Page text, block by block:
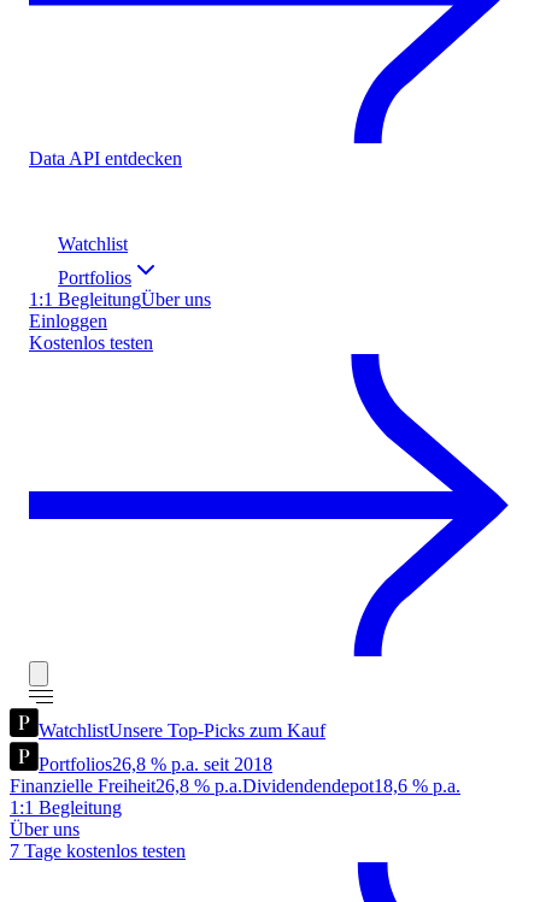
Data API entdecken
Watchlist
Portfolios
1:1 BegleitungÜber uns
Einloggen
Kostenlos testen
WatchlistUnsere Top-Picks zum Kauf
Portfolios26,8 % p.a. seit 2018
Finanzielle Freiheit26,8 % p.a.Dividendendepot18,6 % p.a.
1:1 Begleitung
Über uns
7 Tage kostenlos testen